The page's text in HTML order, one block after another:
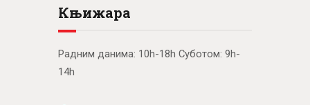
Књижара
Радним данима: 10h-18h Суботом: 9h-
14h